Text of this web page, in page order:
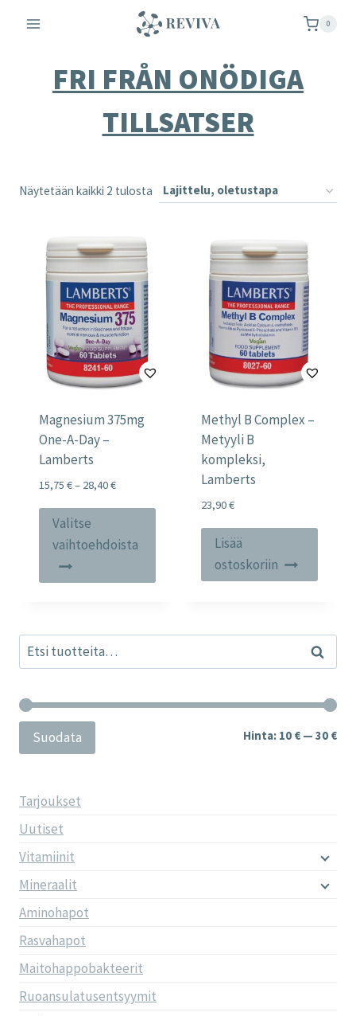
sisältöön
0
FRI FRÅN ONÖDIGA
TILLSATSER
Näytetään kaikki 2 tulosta
Magnesium 375mg
One-A-Day –
Lamberts
15,75 €– 28,40€Price
through
Valitse
vaihtoehdoista
useampi
valinnat
sivulla.
Methyl B Complex –
Metyyli B
kompleksi,
Lamberts
23,90€
Lisää
ostoskoriin
Etsi: Haku
Suodata Hinta: 10 € — 30 €
Tarjoukset
Uutiset
Vitamiinit
Mineraalit
Aminohapot
Rasvahapot
Maitohappobakteerit
Ruoansulatusentsyymit